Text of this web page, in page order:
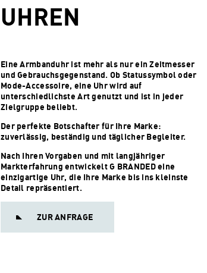
UHREN
Eine Armbanduhr ist mehr als nur ein Zeitmesser
und Gebrauchsgegenstand. Ob Statussymbol oder
Mode-Accessoire, eine Uhr wird auf
unterschiedlichste Art genutzt und ist in jeder
Zielgruppe beliebt.
Der perfekte Botschafter für Ihre Marke:
zuverlässig, beständig und täglicher Begleiter.
Nach Ihren Vorgaben und mit langjähriger
Markterfahrung entwickelt G BRANDED eine
einzigartige Uhr, die Ihre Marke bis ins kleinste
Detail repräsentiert.
ZUR ANFRAGE